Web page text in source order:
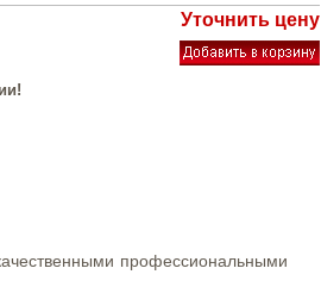
Уточнить цену
профессиональными